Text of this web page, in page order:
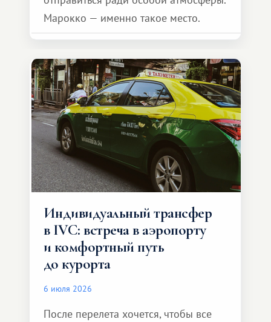
Марокко — именно такое место.
Индивидуальный трансфер
в IVC: встреча в аэропорту
и комфортный путь
до курорта
6 июля 2026
После перелета хочется, чтобы все